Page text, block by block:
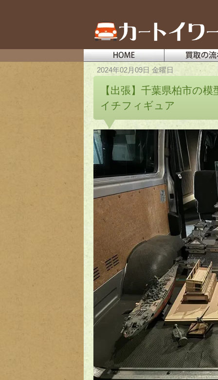
2024年02月09日 金曜日
【出張】千葉県柏市の
イチフィギュア